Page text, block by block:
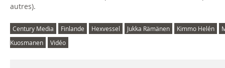
S
E
L
autres).
Century Media Finlande Hexvessel Jukka Rämänen Kimmo Helén
Kuosmanen
Vidéo